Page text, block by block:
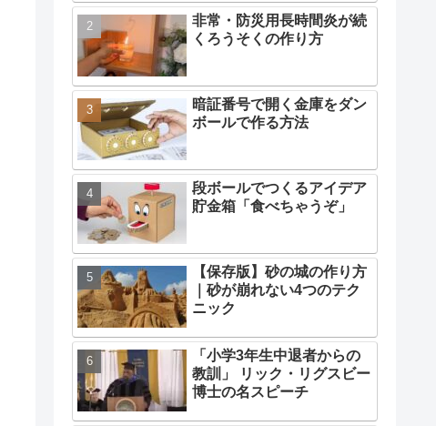
非常・防災用長時間炎が続
くろうそくの作り方
暗証番号で開く金庫をダン
ボールで作る方法
段ボールでつくるアイデア
貯金箱「食べちゃうぞ」
【保存版】砂の城の作り方
｜砂が崩れない4つのテク
ニック
「小学3年生中退者からの
教訓」 リック・リグスビー
博士の名スピーチ